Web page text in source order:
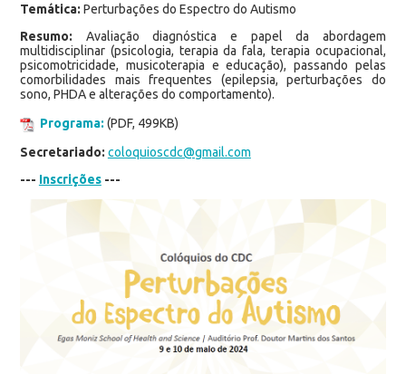
Temática: Perturbações do Espectro do Autismo
Resumo: Avaliação diagnóstica e papel da abordagem
multidisciplinar (psicologia, terapia da fala, terapia ocupacional,
psicomotricidade, musicoterapia e educação), passando pelas
comorbilidades mais frequentes (epilepsia, perturbações do
sono, PHDA e alterações do comportamento).
Programa: (PDF, 499KB)
Secretariado: coloquioscdc@gmail.com
--- Inscrições---